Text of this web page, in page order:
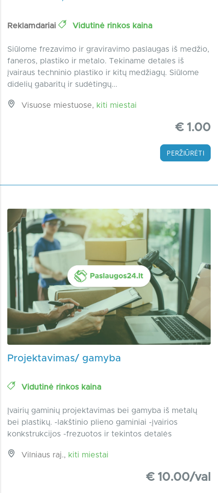
Reklamdariai Vidutinė rinkos kaina
Siūlome frezavimo ir graviravimo paslaugas iš medžio,
faneros, plastiko ir metalo. Tekiname detales iš
įvairaus techninio plastiko ir kitų medžiagų. Siūlome
didelių gabaritų ir sudėtingų...
Visuose miestuose, kiti miestai
€ 1.00
PERŽIŪRĖTI
Projektavimas/ gamyba
Vidutinė rinkos kaina
Įvairių gaminių projektavimas bei gamyba iš metalų
bei plastikų. -lakštinio plieno gaminiai -įvairios
konkstrukcijos -frezuotos ir tekintos detalės
Vilniaus raj., kiti miestai
€ 10.00/val